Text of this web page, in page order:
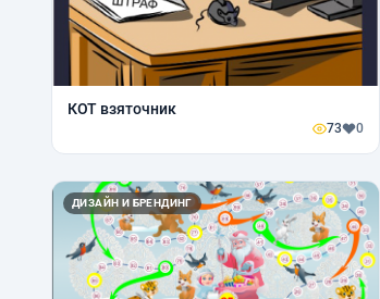
КОТ взяточник
73 0
ДИЗАЙН И БРЕНДИНГ